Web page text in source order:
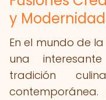
y Modernidad
En el mundo de
una
tradición
contemporánea.